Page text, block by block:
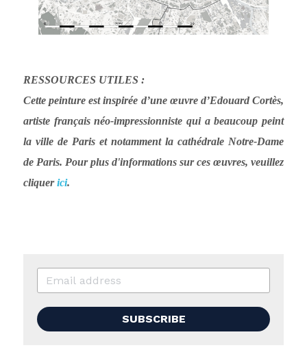
RESSOURCES UTILES :
Cette peinture est inspirée d’une œuvre d’Edouard Cortès,
artiste français néo-impressionniste qui a beaucoup peint
la ville de Paris et notamment la cathédrale Notre-Dame
de Paris. Pour plus d'informations sur ces œuvres, veuillez
cliquer ici.
SUBSCRIBE